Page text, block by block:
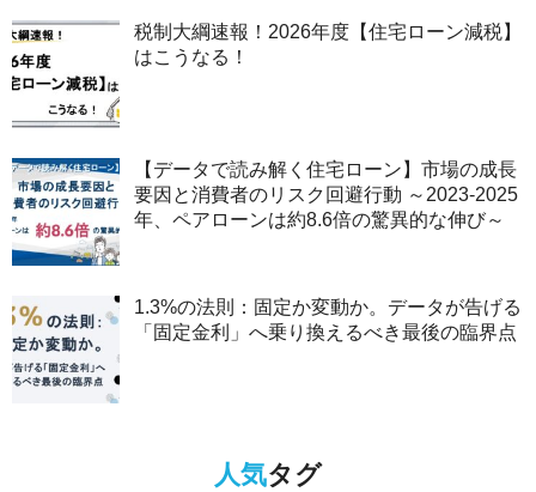
税制大綱速報！2026年度【住宅ローン減税】
はこうなる！
【データで読み解く住宅ローン】市場の成長
要因と消費者のリスク回避行動 ～2023-2025
年、ペアローンは約8.6倍の驚異的な伸び～
1.3%の法則：固定か変動か。データが告げる
「固定金利」へ乗り換えるべき最後の臨界点
人気タグ